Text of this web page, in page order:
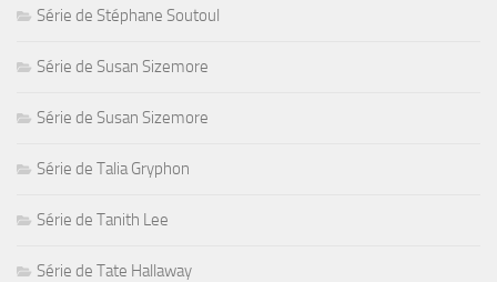
Série de Stéphane Soutoul
Série de Susan Sizemore
Série de Susan Sizemore
Série de Talia Gryphon
Série de Tanith Lee
Série de Tate Hallaway